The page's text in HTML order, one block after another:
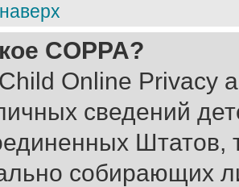
COPPA?
Online Privacy
сведений
Штатов,
собирающих